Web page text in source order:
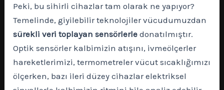
Peki, bu sihirli cihazlar tam olarak ne yapıyor?
Temelinde, giyilebilir teknolojiler vücudumuzdan
sürekli veri toplayan sensörlerle donatılmıştır.
Optik sensörler kalbimizin atışını, ivmeölçerler
hareketlerimizi, termometreler vücut sıcaklığımızı
ölçerken, bazı ileri düzey cihazlar elektriksel